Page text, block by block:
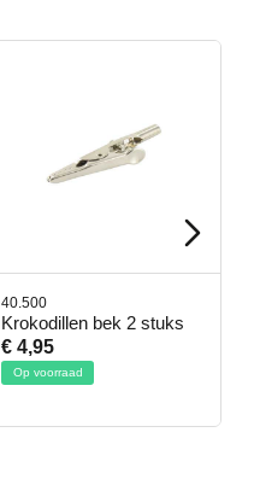
40.500
Krokodillen bek 2 stuks
€ 4,95
Op voorraad